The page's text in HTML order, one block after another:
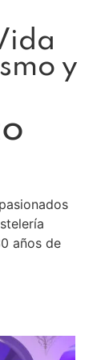
y
años de